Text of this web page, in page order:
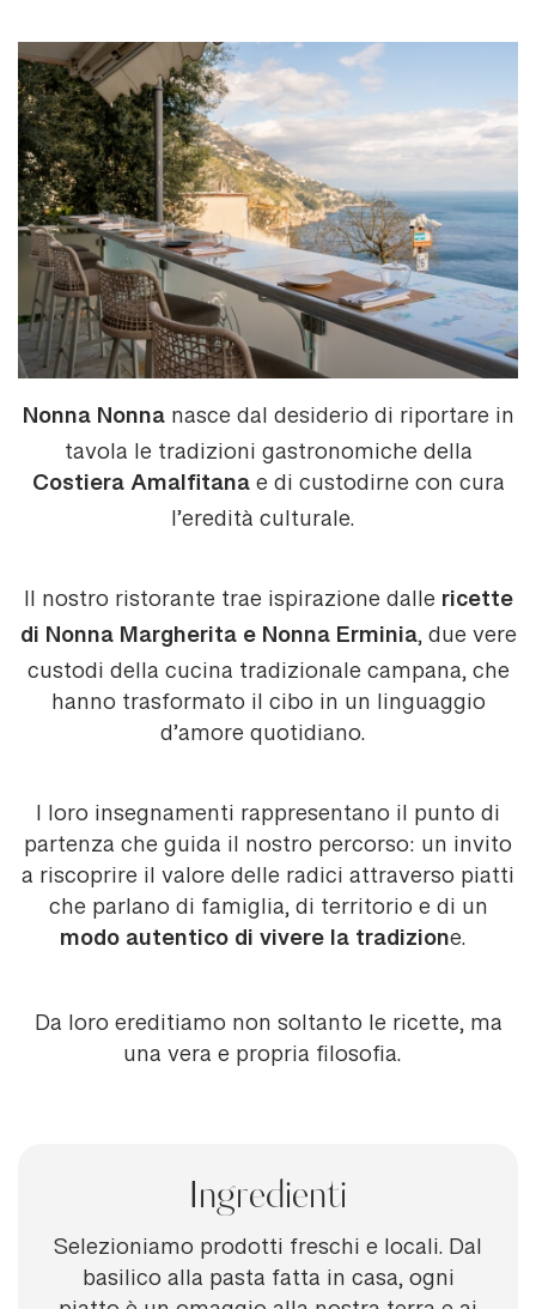
Nonna Nonnanasce dal desiderio di riportare in
tavola le tradizioni gastronomiche della
Costiera Amalfitanae di custodirne con cura
l’eredità culturale.
Il nostro ristorante trae ispirazione dalle ricette
di Nonna Margherita e Nonna Erminia, due vere
custodi della cucina tradizionale campana, che
hanno trasformato il cibo in un linguaggio
d’amore quotidiano.
I loro insegnamenti rappresentano il punto di
partenza che guida il nostro percorso: un invito
a riscoprire il valore delle radici attraverso piatti
che parlano di famiglia, di territorio e di un
modo autentico di vivere la tradizione.
Da loro ereditiamo non soltanto le ricette, ma
una vera e propria filosofia.
Ingredienti
Selezioniamo prodotti freschi e locali. Dal
basilico alla pasta fatta in casa, ogni